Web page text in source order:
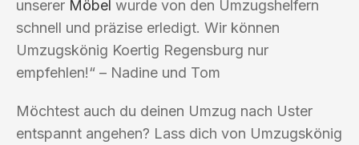
unserer Möbel wurde von den Umzugshelfern
schnell und präzise erledigt. Wir können
Umzugskönig Koertig Regensburg nur
empfehlen!“ – Nadine und Tom
Möchtest auch du deinen Umzug nach Uster
entspannt angehen? Lass dich von Umzugskönig